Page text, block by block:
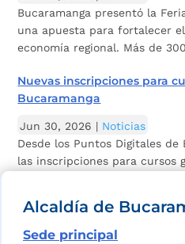
Bucaramanga presentó la
una apuesta para fortalecer
economía regional. Más de
Nuevas inscripciones para
Bucaramanga
Jun 30, 2026 | Noticias
Desde los Puntos Digitales
las inscripciones para cursos
Alcaldía de
Sede principal